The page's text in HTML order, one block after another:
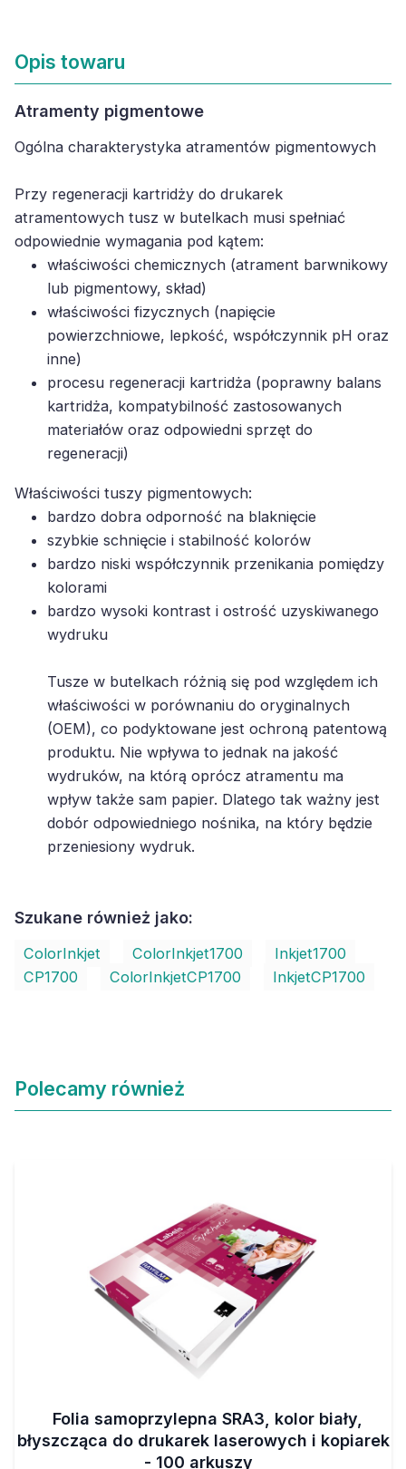
Opis towaru
Atramenty pigmentowe
Ogólna charakterystyka atramentów pigmentowych
Przy regeneracji kartridży do drukarek
atramentowych tusz w butelkach musi spełniać
odpowiednie wymagania pod kątem:
właściwości chemicznych (atrament barwnikowy
lub pigmentowy, skład)
właściwości fizycznych (napięcie
powierzchniowe, lepkość, współczynnik pH oraz
inne)
procesu regeneracji kartridża (poprawny balans
kartridża, kompatybilność zastosowanych
materiałów oraz odpowiedni sprzęt do
regeneracji)
Właściwości tuszy pigmentowych:
bardzo dobra odporność na blaknięcie
szybkie schnięcie i stabilność kolorów
bardzo niski współczynnik przenikania pomiędzy
kolorami
bardzo wysoki kontrast i ostrość uzyskiwanego
wydruku
Tusze w butelkach różnią się pod względem ich
właściwości w porównaniu do oryginalnych
(OEM), co podyktowane jest ochroną patentową
produktu. Nie wpływa to jednak na jakość
wydruków, na którą oprócz atramentu ma
wpływ także sam papier. Dlatego tak ważny jest
dobór odpowiedniego nośnika, na który będzie
przeniesiony wydruk.
Szukane również jako:
ColorInkjet ColorInkjet1700
Inkjet1700
CP1700
ColorInkjetCP1700 InkjetCP1700
Polecamy również
Folia samoprzylepna SRA3, kolor biały,
błyszcząca do drukarek laserowych i kopiarek
- 100 arkuszy